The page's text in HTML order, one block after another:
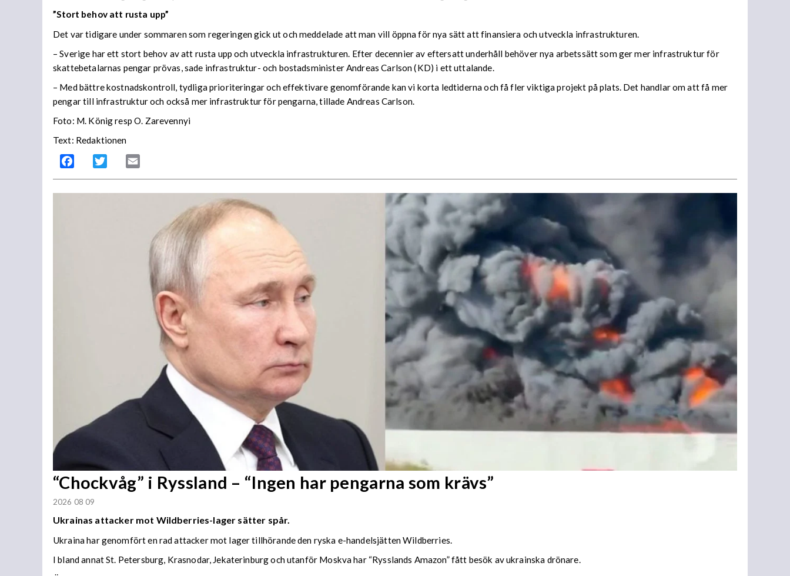
”Stort behov att rusta upp”
Det var tidigare under sommaren som regeringen gick ut och meddelade att man vill öppna för nya sätt att finansiera och utveckla infrastrukturen.
– Sverige har ett stort behov av att rusta upp och utveckla infrastrukturen. Efter decennier av eftersatt underhåll behöver nya arbetssätt som ger mer infrastruktur för
skattebetalarnas pengar prövas, sade infrastruktur- och bostadsminister Andreas Carlson (KD) i ett uttalande.
– Med bättre kostnadskontroll, tydliga prioriteringar och effektivare genomförande kan vi korta ledtiderna och få fler viktiga projekt på plats. Det handlar om att få mer
pengar till infrastruktur och också mer infrastruktur för pengarna, tillade Andreas Carlson.
Foto: M. König resp O. Zarevennyi
Text: Redaktionen
Facebook Twitter
“Chockvåg” i Ryssland – “Ingen har pengarna som krävs”
2026 08 09
Ukrainas attacker mot Wildberries-lager sätter spår.
Ukraina har genomfört en rad attacker mot lager tillhörande den ryska e-handelsjätten Wildberries.
I bland annat St. Petersburg, Krasnodar, Jekaterinburg och utanför Moskva har “Rysslands Amazon” fått besök av ukrainska drönare.